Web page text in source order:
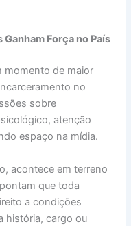
Força no País
momento de maior
no
sobre
atenção
espaço na mídia.
acontece em terreno
que toda
a condições
história, cargo ou